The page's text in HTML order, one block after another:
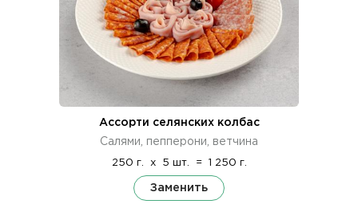
Ассорти селянских колбас
Салями, пепперони, ветчина
250 г. x 5 шт. = 1 250 г.
Заменить